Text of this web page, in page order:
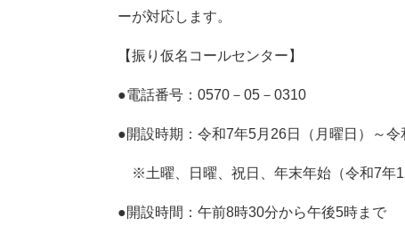
ーが対応します。
【振り仮名コールセンター】
●電話番号：0570－05－0310
●開設時期：令和7年5月26日（月曜日）～令
※土曜、日曜、祝日、年末年始（令和7年
●開設時間：午前8時30分から午後5時まで